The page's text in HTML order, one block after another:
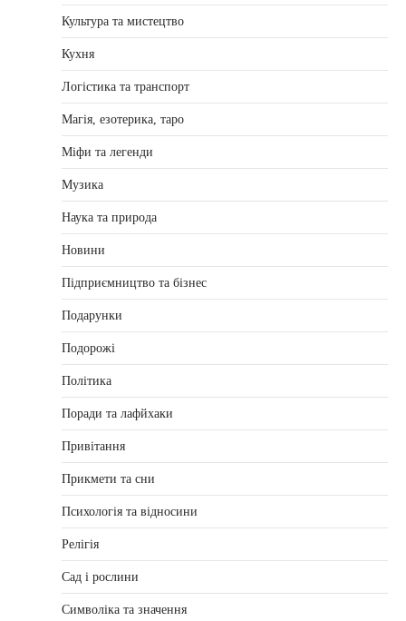
Культура та мистецтво
Кухня
Логістика та транспорт
Магія, езотерика, таро
Міфи та легенди
Музика
Наука та природа
Новини
Підприємництво та бізнес
Подарунки
Подорожі
Політика
Поради та лафйхаки
Привітання
Прикмети та сни
Психологія та відносини
Релігія
Сад і рослини
Символіка та значення